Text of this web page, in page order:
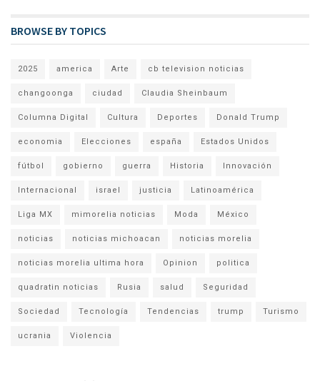
BROWSE BY TOPICS
2025 america Arte cb television noticias
changoonga ciudad Claudia Sheinbaum
Columna Digital Cultura Deportes Donald Trump
economia Elecciones españa Estados Unidos
fútbol gobierno guerra Historia Innovación
Internacional israel justicia Latinoamérica
Liga MX mimorelia noticias Moda México
noticias noticias michoacan noticias morelia
noticias morelia ultima hora Opinion politica
quadratin noticias Rusia salud Seguridad
Sociedad Tecnología Tendencias trump Turismo
ucrania Violencia